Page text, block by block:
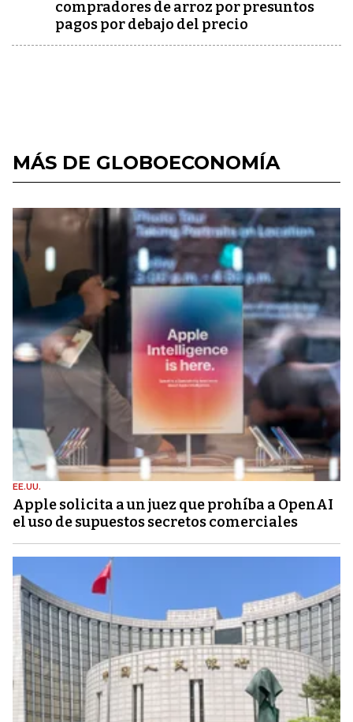
compradores de arroz por presuntos
pagos por debajo del precio
MÁS DE GLOBOECONOMÍA
EE.UU.
Apple solicita a un juez que prohíba a OpenAI
el uso de supuestos secretos comerciales